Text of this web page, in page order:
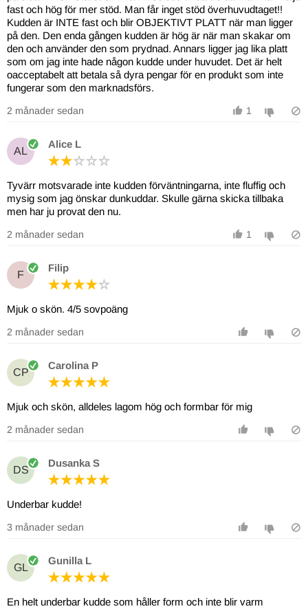
fast och hög för mer stöd. Man får inget stöd överhuvudtaget!!
Kudden är INTE fast och blir OBJEKTIVT PLATT när man ligger
på den. Den enda gången kudden är hög är när man skakar om
den och använder den som prydnad. Annars ligger jag lika platt
som om jag inte hade någon kudde under huvudet. Det är helt
oacceptabelt att betala så dyra pengar för en produkt som inte
fungerar som den marknadsförs.
2 månader sedan 1
AL
Alice L
Tyvärr motsvarade inte kudden förväntningarna, inte fluffig och
mysig som jag önskar dunkuddar. Skulle gärna skicka tillbaka
men har ju provat den nu.
2 månader sedan 1
F
Filip
Mjuk o skön. 4/5 sovpoäng
2 månader sedan
CP
Carolina P
Mjuk och skön, alldeles lagom hög och formbar för mig
2 månader sedan
DS
Dusanka S
Underbar kudde!
3 månader sedan
GL
Gunilla L
En helt underbar kudde som håller form och inte blir varm